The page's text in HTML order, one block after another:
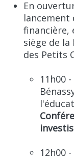
En
lancement
financière,
siège de la
des Petits
11h00
12h00